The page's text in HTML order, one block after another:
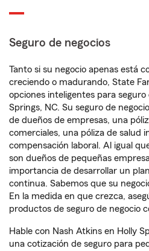
Seguro de negocios
Tanto si su negocio apenas está
creciendo o madurando, State
opciones inteligentes para seguro
Springs, NC. Su seguro de
de dueños de empresas, una
comerciales, una póliza de salud
compensación laboral. Al igual
son dueños de pequeñas
importancia de desarrollar un
continua. Sabemos que su
En la medida en que crezca,
productos de seguro de negocio
Hable con Nash Atkins en Holly
una cotización de seguro para